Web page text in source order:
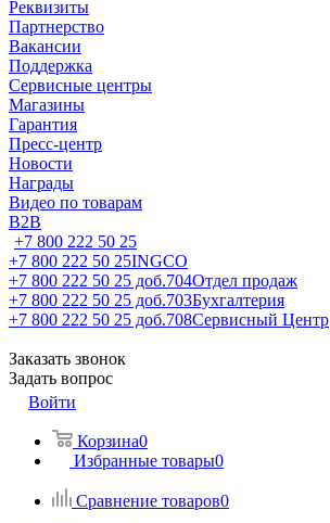
Реквизиты
Партнерство
Вакансии
Поддержка
Сервисные центры
Магазины
Гарантия
Пресс-центр
Новости
Награды
Видео по товарам
B2B
+7 800 222 50 25
+7 800 222 50 25INGCO
+7 800 222 50 25 доб.704Отдел продаж
+7 800 222 50 25 доб.703Бухгалтерия
+7 800 222 50 25 доб.708Сервисный Центр
Заказать звонок
Задать вопрос
Войти
Корзина0
Избранные товары0
Сравнение товаров0